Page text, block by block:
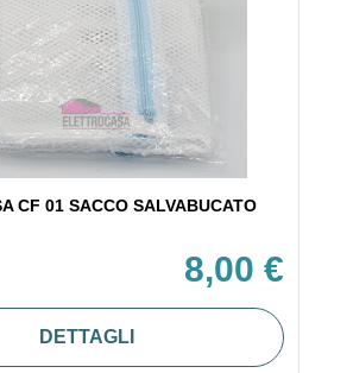
CF 01 SACCO SALVABUCATO
8,00 €
DETTAGLI